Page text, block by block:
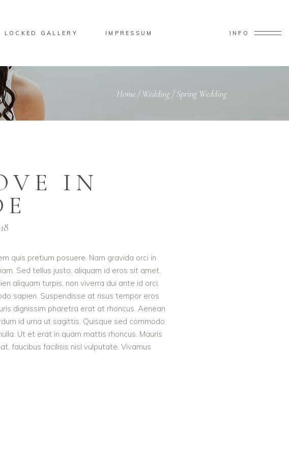
LOCKED GALLERY IMPRESSUM INFO
Home/Wedding/Spring Wedding
IN
quis pretium posuere. Nam gravida orci in
Sed tellus justo, aliquam id eros sit amet,
aliquam turpis, non viverra dui ante id orci.
sapien. Suspendisse at risus tempor eros
dignissim pharetra erat at rhoncus. Aenean
id urna ut sagittis. Quisque sed commodo
Ut et erat in quam mattis rhoncus. Mauris
faucibus facilisis nisl vulputate. Vivamus